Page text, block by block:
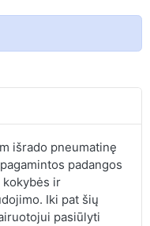
išrado pneumatinę
padangos
kokybės ir
Iki pat šių
pasiūlyti